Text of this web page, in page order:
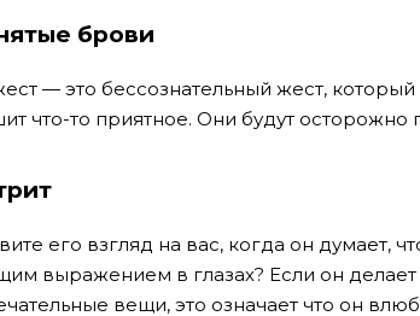
брови
— это бессознательный жест,
что-то приятное. Они будут осторожно
его взгляд на вас, когда он думает,
выражением в глазах? Если он
вещи, это означает что он